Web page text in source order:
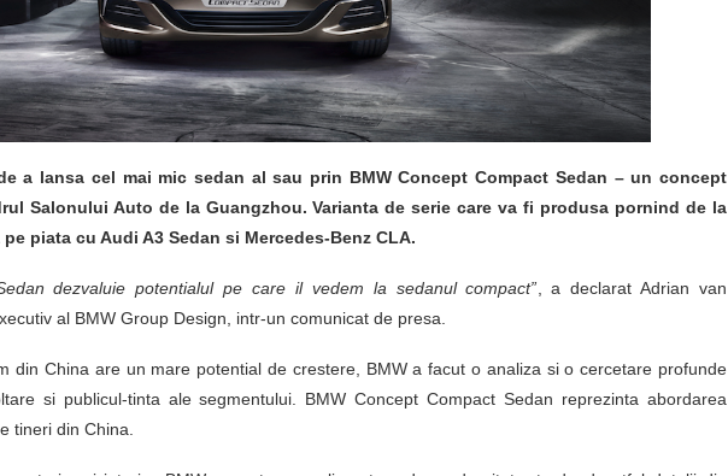
a lansa cel mai mic sedan al sau prin BMW Concept Compact Sedan – un concept
Salonului Auto de la Guangzhou. Varianta de serie care va fi produsa pornind de la
piata cu Audi A3 Sedan si Mercedes-Benz CLA.
dezvaluie potentialul pe care il vedem la sedanul compact” , a declarat Adrian van
al BMW Group Design, intr-un comunicat de presa.
din China are un mare potential de crestere, BMW a facut o analiza si o cercetare profunde
si publicul-tinta ale segmentului. BMW Concept Compact Sedan reprezinta abordarea
tineri din China.